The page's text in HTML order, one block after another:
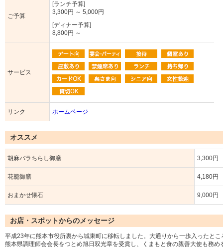
ご予算
[ランチ予算]
3,300円 ～ 5,000円
[ディナー予算]
8,800円 ～
サービス
リンク ホームページ
オススメ
胡麻バラちらし御膳 3,300円
花籠御膳 4,180円
おまかせ懐石 9,000円
お店・スポットからのメッセージ
平成23年に熊本市役所裏から城東町に移転しました。大通りから一歩入ったと
熊本県調理師会会長をつとめ旭日双光章を受賞し、くまもと食の親善大使も務